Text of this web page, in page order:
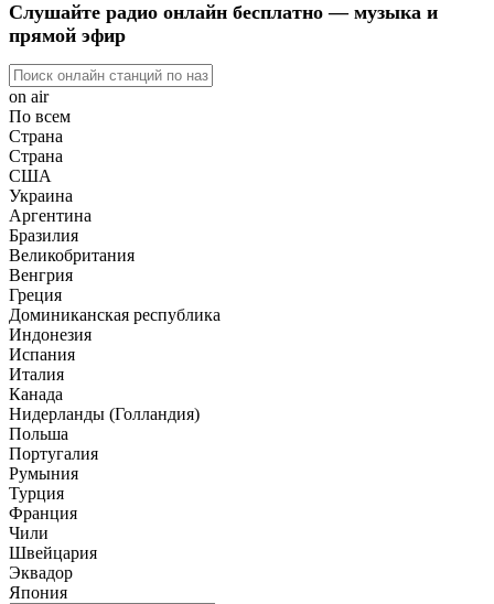
Слушайте радио онлайн бесплатно — музыка и
прямой эфир
on air
По всем
Страна
Страна
США
Украина
Аргентина
Бразилия
Великобритания
Венгрия
Греция
Доминиканская республика
Индонезия
Испания
Италия
Канада
Нидерланды (Голландия)
Польша
Португалия
Румыния
Турция
Франция
Чили
Швейцария
Эквадор
Япония